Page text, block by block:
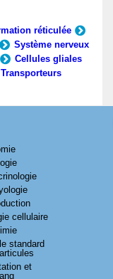
réticulée
Système nerveux
Cellules gliales
Transporteurs
cellulaire
standard
et